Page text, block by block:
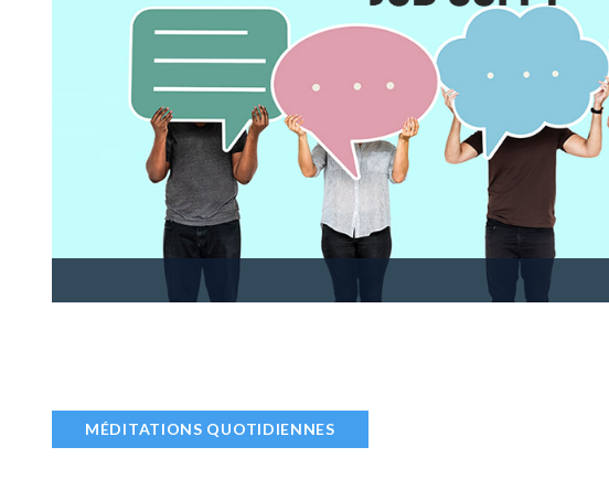
MÉDITATIONS QUOTIDIENNES